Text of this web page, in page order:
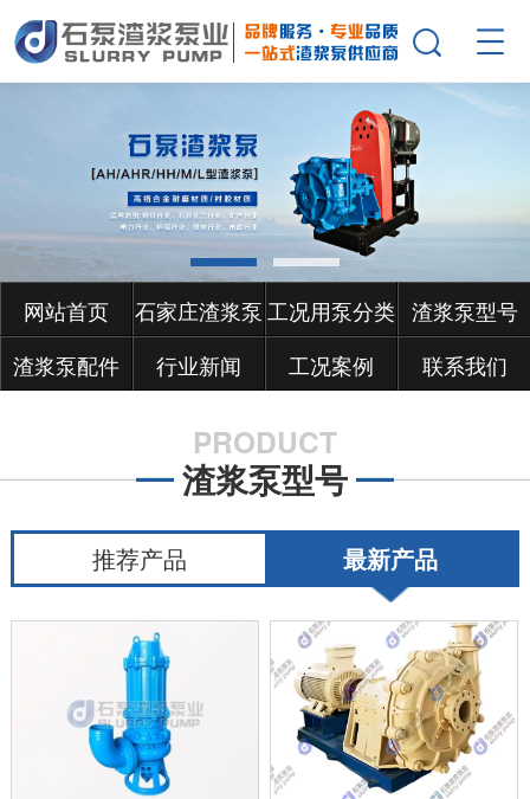
网站首页 石家庄渣浆泵 工况用泵分类 渣浆泵型号
渣浆泵配件
行业新闻 工况案例 联系我们
PRODUCT
渣浆泵型号
推荐产品 最新产品